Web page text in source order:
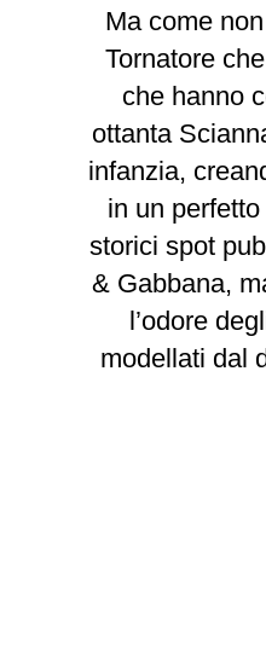
Ma come
Tornatore
che hanno
ottanta
infanzia,
in un perfetto
storici spot
& Gabbana,
l’odore
modellati dal